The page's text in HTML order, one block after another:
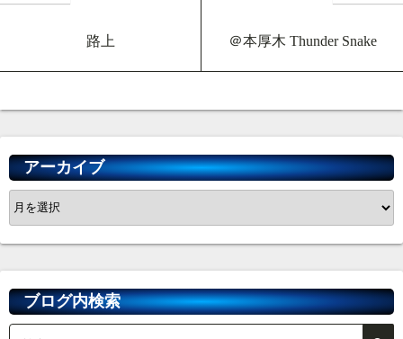
路上 ＠本厚木 Thunder Snake
アーカイブ
ア
ー
カ
イ
ブブログ内検索